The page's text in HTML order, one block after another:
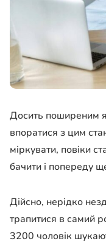
Досить поширеним
впоратися з цим
міркувати, повіки
бачити і попереду
Дійсно, нерідко
трапитися в самий
3200 чоловік